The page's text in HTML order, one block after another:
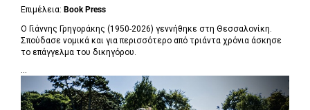
Επιμέλεια: Book Press
Ο Γιάννης Γρηγοράκης (1950-2026) γεννήθηκε στη Θεσσαλονίκη.
Σπούδασε νομικά και για περισσότερο από τριάντα χρόνια άσκησε
το επάγγελμα του δικηγόρου.
...